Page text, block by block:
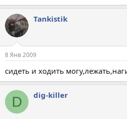
Tankistik
8 Янв 2009
сидеть и ходить
D dig-killer